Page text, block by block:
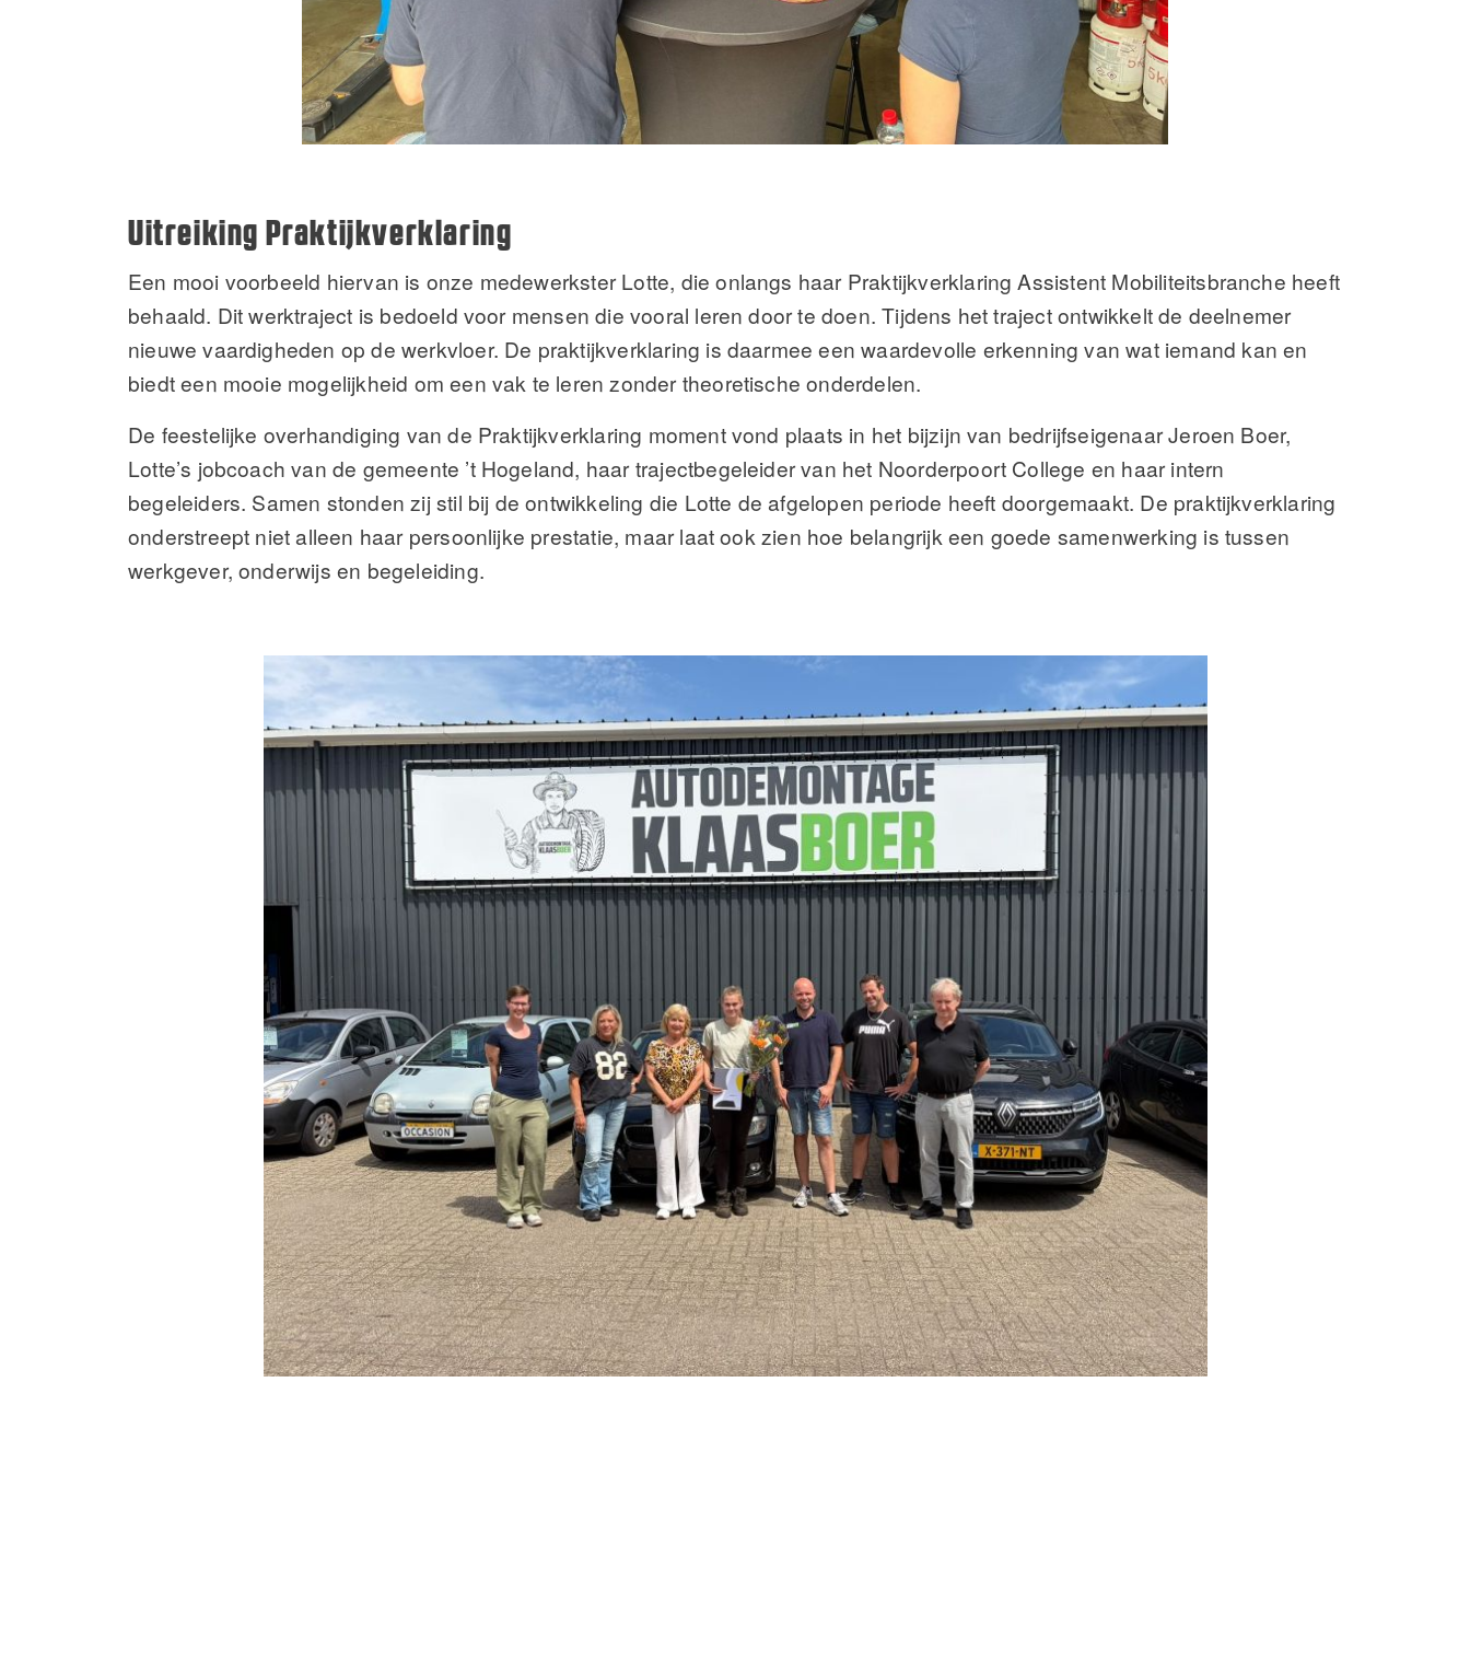
Uitreiking Praktijkverklaring
Een mooi voorbeeld hiervan is onze medewerkster Lotte, die onlangs haar Praktijkverklaring Assistent Mobiliteitsbranche heeft
behaald. Dit werktraject is bedoeld voor mensen die vooral leren door te doen. Tijdens het traject ontwikkelt de deelnemer
nieuwe vaardigheden op de werkvloer. De praktijkverklaring is daarmee een waardevolle erkenning van wat iemand kan en
biedt een mooie mogelijkheid om een vak te leren zonder theoretische onderdelen.
De feestelijke overhandiging van de Praktijkverklaring moment vond plaats in het bijzijn van bedrijfseigenaar Jeroen Boer,
Lotte’s jobcoach van de gemeente ’t Hogeland, haar trajectbegeleider van het Noorderpoort College en haar intern
begeleiders. Samen stonden zij stil bij de ontwikkeling die Lotte de afgelopen periode heeft doorgemaakt. De praktijkverklaring
onderstreept niet alleen haar persoonlijke prestatie, maar laat ook zien hoe belangrijk een goede samenwerking is tussen
werkgever, onderwijs en begeleiding.